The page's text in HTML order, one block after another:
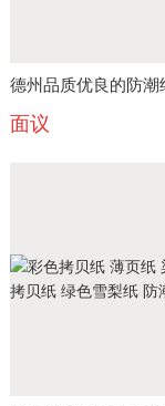
德州品质优良的防潮
津防潮纸
面议